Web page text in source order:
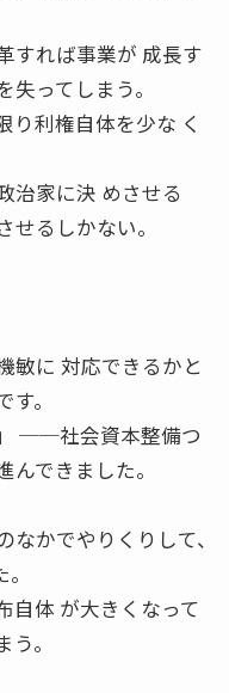
すれば事業が 成長す
ってしまう。
り利権自体を少な く
治家に決 めさせる
るしかない。
敏に 対応できるかと
。
──社会資本整備つ
できました。
かでやりくりして、
自体 が大きくなって
。